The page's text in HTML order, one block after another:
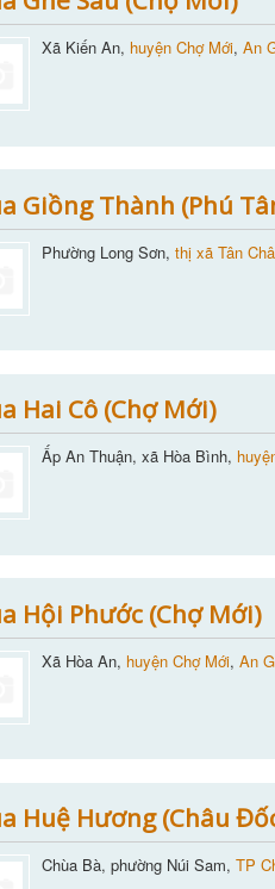
Xã Kiến An, huyện Chợ Mới,An
Giồng Thành (Phú
Phường Long Sơn,thị xã Tân
Hai Cô (Chợ Mới)
Ấp An Thuận, xã Hòa Bình,
Hội Phước (Chợ Mới)
Xã Hòa An, huyện Chợ Mới,An
Huệ Hương (Châu
Chùa Bà, phường Núi Sam,TP